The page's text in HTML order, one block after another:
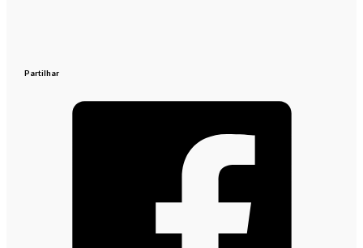
Partilhar